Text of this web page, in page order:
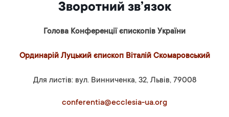
Зворотний зв’язок
Голова Конференції єпископів України
Ординарій Луцький єпископ Віталій Скомаровський
Для листів: вул. Винниченка, 32, Львів, 79008
conferentia@ecclesia-ua.org